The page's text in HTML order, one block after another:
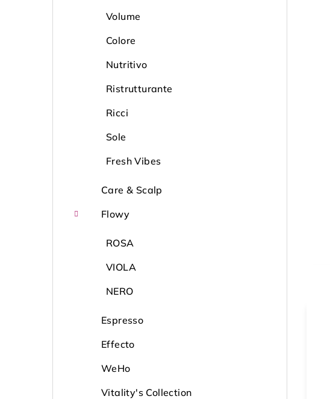
Volume
Colore
Nutritivo
Ristrutturante
Ricci
Sole
Fresh Vibes
Care & Scalp
Flowy
ROSA
VIOLA
NERO
Espresso
Effecto
WeHo
Vitality's Collection